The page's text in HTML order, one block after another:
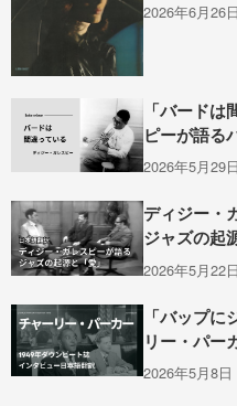
2026年6月26日
「バード
ピーが語る
（1949年イ
2026年5月29日
ディジー・
ジャズの起
2026年5月22日
「バップ
リー・パー
タビュー全訳
2026年5月8日